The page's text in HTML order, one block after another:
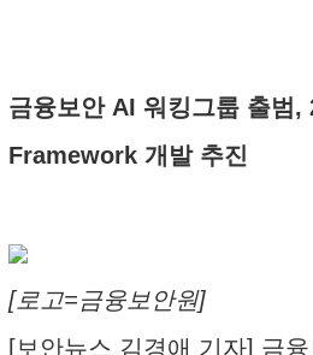
금융보안 AI 워킹그룹 출범
Framework 개발 추진
[로고=금융보안원]
[보안뉴스 김경애 기자] 금